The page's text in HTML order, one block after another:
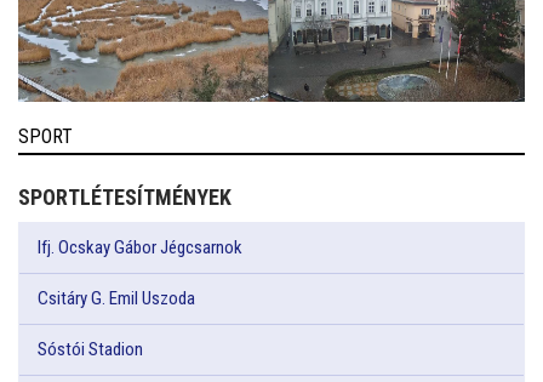
SPORT
SPORTLÉTESÍTMÉNYEK
Ifj. Ocskay Gábor Jégcsarnok
Csitáry G. Emil Uszoda
Sóstói Stadion